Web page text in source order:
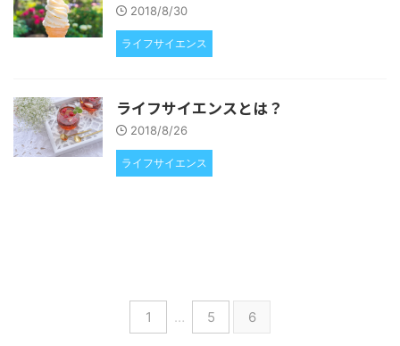
2018/8/30
ライフサイエンス
ライフサイエンスとは？
2018/8/26
ライフサイエンス
1 … 5 6